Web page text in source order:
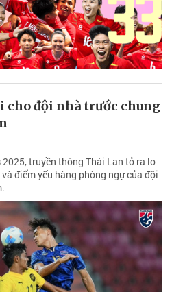
cho đội nhà trước chung
2025, truyền thông Thái Lan tỏ ra lo
điểm yếu hàng phòng ngự của đội